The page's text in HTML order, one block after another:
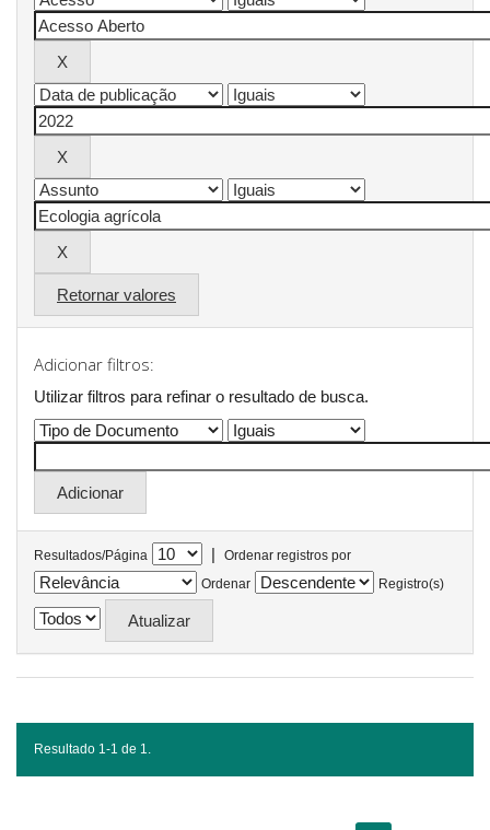
Retornar valores
Adicionar filtros:
Utilizar filtros para refinar o resultado de busca.
Resultados/Página |
Ordenar registros por
Ordenar
Registro(s)
Resultado 1-1 de 1.